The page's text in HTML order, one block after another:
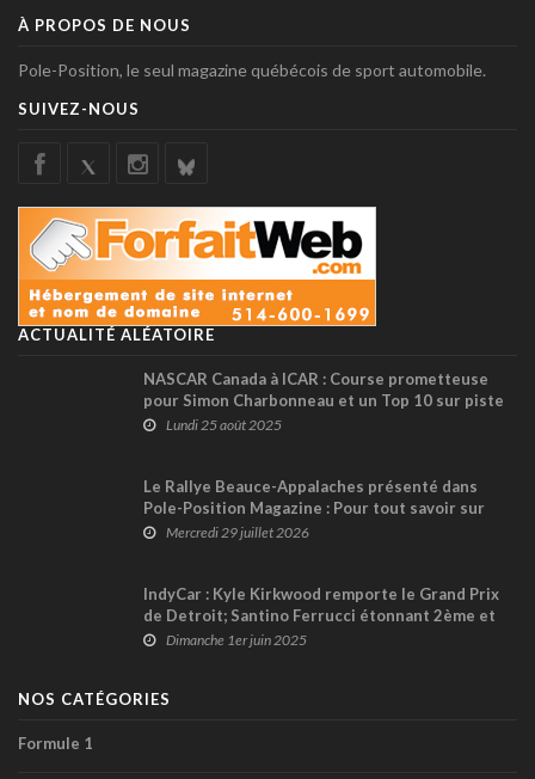
À PROPOS DE NOUS
Pole-Position, le seul magazine québécois de sport automobile.
SUIVEZ-NOUS
ACTUALITÉ ALÉATOIRE
NASCAR Canada à ICAR : Course prometteuse
pour Simon Charbonneau et un Top 10 sur piste
avant une pénalité
Lundi 25 août 2025
Le Rallye Beauce-Appalaches présenté dans
Pole-Position Magazine : Pour tout savoir sur
l’édition des 11 et 12 septembre prochains
Mercredi 29 juillet 2026
IndyCar : Kyle Kirkwood remporte le Grand Prix
de Detroit; Santino Ferrucci étonnant 2ème et
abandon pour Alex Palou
Dimanche 1er juin 2025
NOS CATÉGORIES
Formule 1